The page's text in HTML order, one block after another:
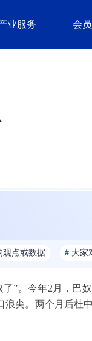
业服务 会
观点或数据 # 大家
”。今年2月，巴
尖。两个月后杜